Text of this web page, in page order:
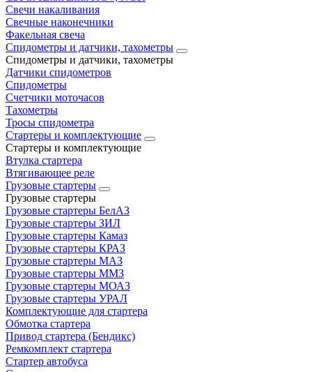
Свечи накаливания
Свечные наконечники
Факельная свеча
Спидометры и датчики, тахометры
Спидометры и датчики, тахометры
Датчики спидометров
Спидометры
Счетчики моточасов
Тахометры
Тросы спидометра
Стартеры и комплектующие
Стартеры и комплектующие
Втулка стартера
Втягивающее реле
Грузовые стартеры
Грузовые стартеры
Грузовые стартеры БелАЗ
Грузовые стартеры ЗИЛ
Грузовые стартеры Камаз
Грузовые стартеры КРАЗ
Грузовые стартеры МАЗ
Грузовые стартеры ММЗ
Грузовые стартеры МОАЗ
Грузовые стартеры УРАЛ
Комплектующие для стартера
Обмотка стартера
Привод стартера (Бендикс)
Ремкомплект стартера
Стартер автобуса